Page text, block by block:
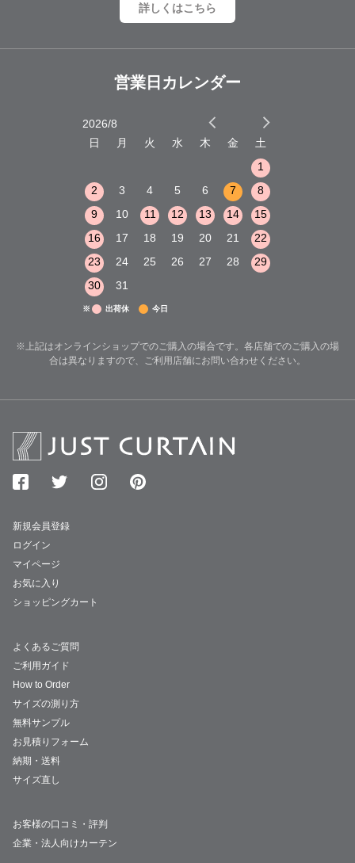
詳しくはこちら
営業日カレンダー
2026/8
日
月 火 水 木 金
土
1
2
3 4 5 6 7
8
9
10 11 12 13 14
15
16
17 18 19 20 21
22
23
24 25 26 27 28
29
30
31
※ 出荷休 今日
※上記はオンラインショップでのご購入の場合です。各店舗でのご購入の場
合は異なりますので、ご利用店舗にお問い合わせください。
新規会員登録
ログイン
マイページ
お気に入り
ショッピングカート
よくあるご質問
ご利用ガイド
How to Order
サイズの測り方
無料サンプル
お見積りフォーム
納期・送料
サイズ直し
お客様の口コミ・評判
企業・法人向けカーテン